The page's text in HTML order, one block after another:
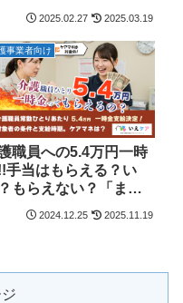
の記載は義務？
2025.02.27 2025.03.19
事業者向け
職員への5.4万円一時
手当はもらえる？い
もらえない？「ま
」対象外のケアマネ、
爆発!
2024.12.25 2025.11.19